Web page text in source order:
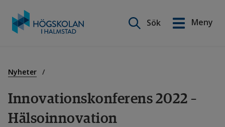
innehåll
Sök
Meny
Nyheter
Innovationskonferens 2022 –
Hälsoinnovation
English
Utbildning
Forskning